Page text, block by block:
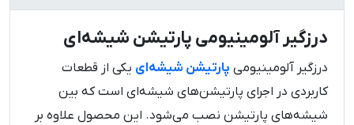
درزگیر آلومینیومی پارتیشن شیشه‌ای
درزگیر آلومینیومی پارتیشن شیشه‌ای یکی از قطعات
کاربردی در اجرای پارتیشن‌های شیشه‌ای است که بین
شیشه‌های پارتیشن نصب می‌شود. این محصول علاوه بر